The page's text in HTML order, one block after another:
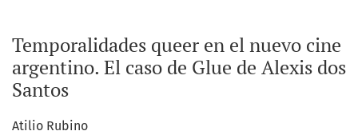
Temporalidades queer en el nuevo cine
argentino. El caso de Glue de Alexis dos
Santos
Atilio Rubino